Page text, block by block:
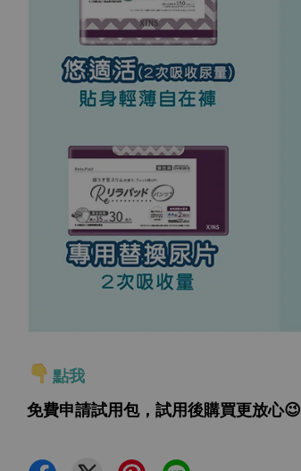
點我
免費申請試用包，試用後購買更放心😉